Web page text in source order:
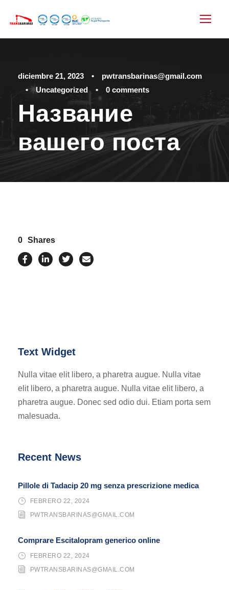
diciembre 21, 2023 •
pwtransbarinas@gmail.com
•
Uncategorized • 0 comments
Название
вашего поста
0 Shares
Text Widget
Nulla vitae elit libero, a pharetra augue. Nulla vitae
elit libero, a pharetra augue. Nulla vitae elit libero, a
pharetra augue. Donec sed odio dui. Etiam porta sem
malesuada.
Recent News
Pillole di Tadacip 20 mg senza prescrizione medica
FEBRERO 22, 2024
PWTRANSBARINAS@GMAIL.COM
Comprare Escitalopram generico online
FEBRERO 22, 2024
PWTRANSBARINAS@GMAIL.COM